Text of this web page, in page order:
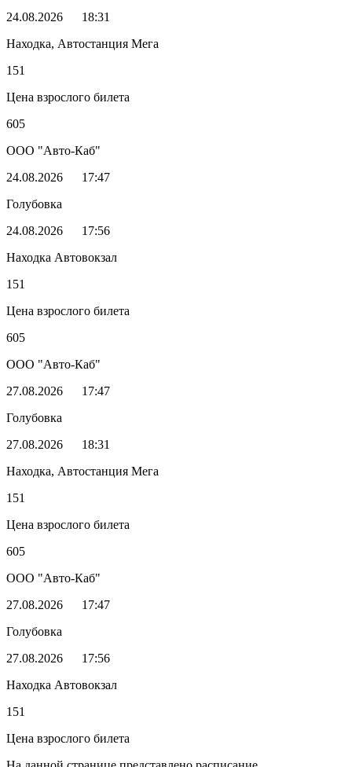
24.08.2026
18:31
Находка, Автостанция Мега
151
Цена взрослого билета
605
ООО "Авто-Каб"
24.08.2026
17:47
Голубовка
24.08.2026
17:56
Находка Автовокзал
151
Цена взрослого билета
605
ООО "Авто-Каб"
27.08.2026
17:47
Голубовка
27.08.2026
18:31
Находка, Автостанция Мега
151
Цена взрослого билета
605
ООО "Авто-Каб"
27.08.2026
17:47
Голубовка
27.08.2026
17:56
Находка Автовокзал
151
Цена взрослого билета